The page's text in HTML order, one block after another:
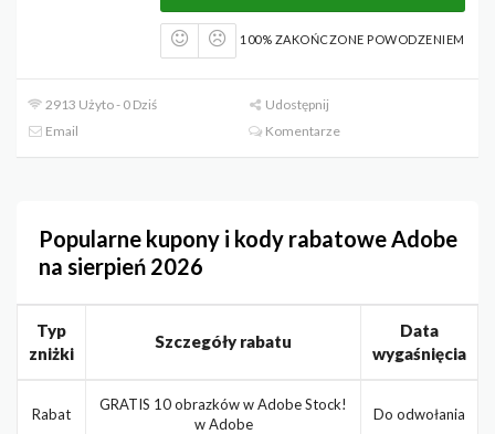
100% ZAKOŃCZONE POWODZENIEM
2913 Użyto - 0 Dziś
Udostępnij
Email
Komentarze
Popularne kupony i kody rabatowe Adobe
na sierpień 2026
Typ
zniżki
Szczegóły rabatu
Data
wygaśnięcia
Rabat
GRATIS 10 obrazków w Adobe Stock!
w Adobe
Do odwołania